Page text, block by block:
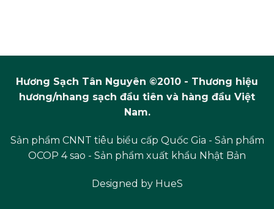
Hương Sạch Tân Nguyên ©2010 - Thương hiệu
hương/nhang sạch đầu tiên và hàng đầu Việt
Nam.
Sản phẩm CNNT tiêu biểu cấp Quốc Gia - Sản phẩm
OCOP 4 sao - Sản phẩm xuất khẩu Nhật Bản
Designed by HueS